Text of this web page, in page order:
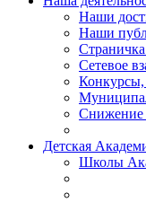
Наши
Наши
Сетевое
Снижение
Детская
Школы